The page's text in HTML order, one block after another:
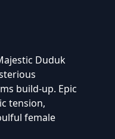
Duduk
build-up. Epic
tension,
female